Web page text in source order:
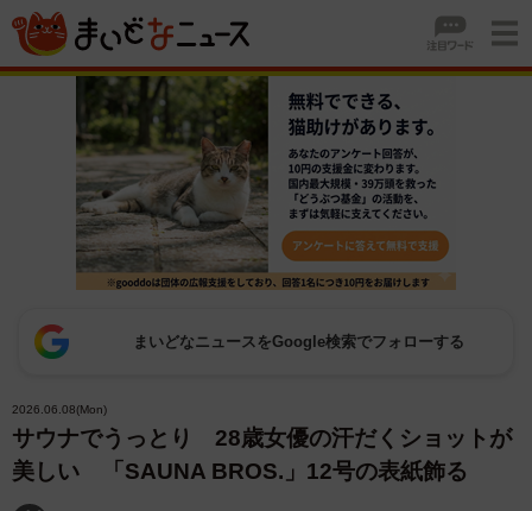
まいどなニュースをGoogle検索でフォローする
2026.06.08(Mon)
サウナでうっとり 28歳女優の汗だくショットが
美しい 「SAUNA BROS.」12号の表紙飾る